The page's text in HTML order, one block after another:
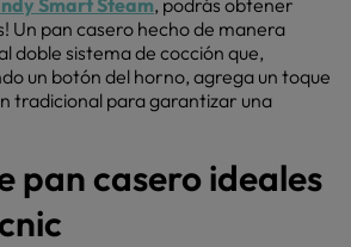
Smart Steam, podrás obtener
Un pan casero hecho de manera
doble sistema de cocción que,
un botón del horno, agrega un toque
tradicional para garantizar una
pan casero ideales